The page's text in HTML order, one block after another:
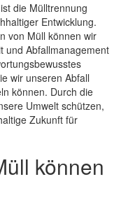
die Mülltrennung
Entwicklung.
von Müll können wir
und Abfallmanagement
wir unseren Abfall
können. Durch die
Umwelt schützen,
Zukunft für
können